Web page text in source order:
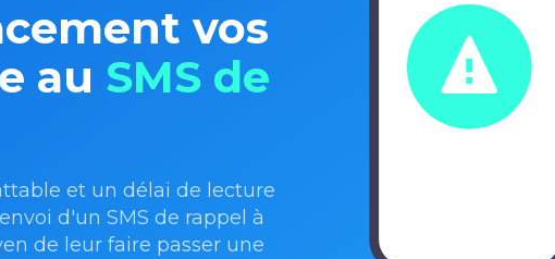
vos
au SMS de
et un délai de lecture
d'un SMS de rappel à
de leur faire passer une